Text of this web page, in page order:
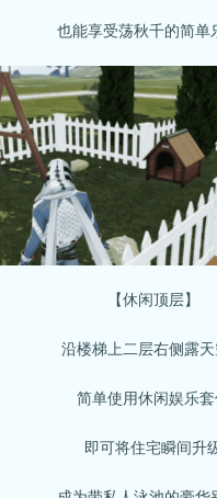
也能享受荡秋千的简单
【休闲顶层】
沿楼梯上二层右侧露天
简单使用休闲娱乐套
即可将住宅瞬间升